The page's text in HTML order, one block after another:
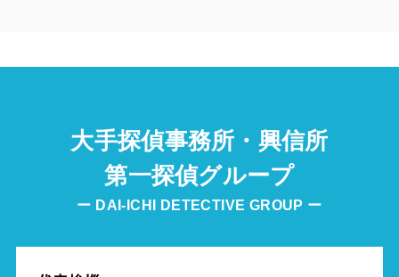
大手探偵事務所・興信所
第一探偵グループ
ー DAI-ICHI DETECTIVE GROUP ー